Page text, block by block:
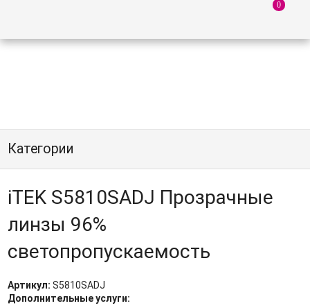
Категории
iTEK S5810SADJ Прозрачные
линзы 96%
светопропускаемость
Артикул: S5810SADJ
Дополнительные услуги: